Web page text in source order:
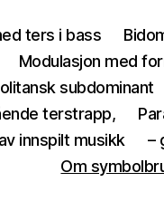
ters i bass
Modulasjon med
subdominant
terstrapp,
innspilt musikk
–
Om